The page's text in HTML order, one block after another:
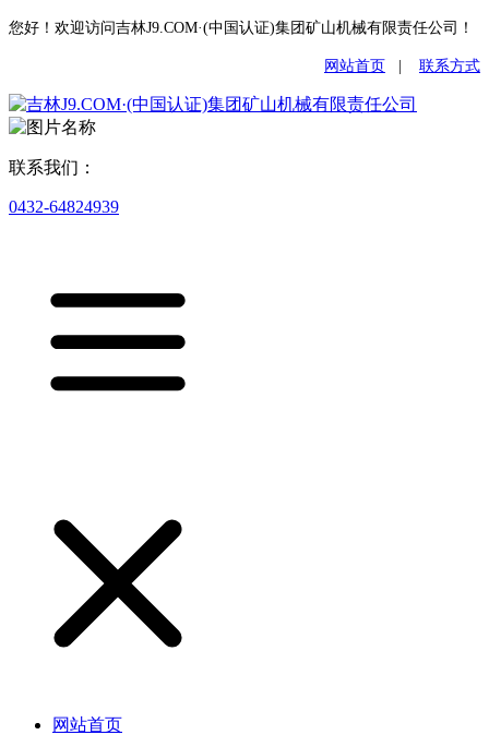
您好！欢迎访问吉林J9.COM·(中国认证)集团矿山机械有限责任公司！
网站首页 联系方式
联系我们：
0432-64824939
网站首页